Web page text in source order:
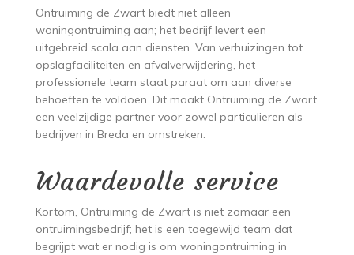
Ontruiming de Zwart biedt niet alleen
woningontruiming aan; het bedrijf levert een
uitgebreid scala aan diensten. Van verhuizingen tot
opslagfaciliteiten en afvalverwijdering, het
professionele team staat paraat om aan diverse
behoeften te voldoen. Dit maakt Ontruiming de Zwart
een veelzijdige partner voor zowel particulieren als
bedrijven in Breda en omstreken.
Waardevolle service
Kortom, Ontruiming de Zwart is niet zomaar een
ontruimingsbedrijf; het is een toegewijd team dat
begrijpt wat er nodig is om woningontruiming in